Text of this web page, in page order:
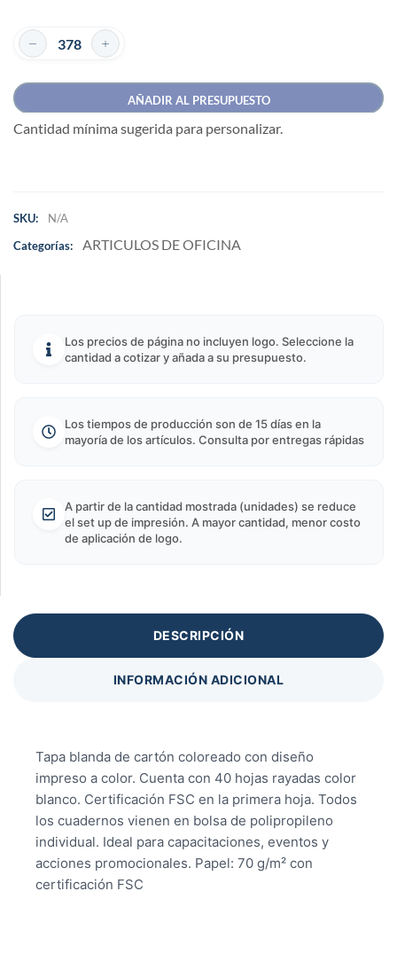
AÑADIR AL PRESUPUESTO
Cantidad mínima sugerida para personalizar.
SKU:
N/A
Categorías:
ARTICULOS DE OFICINA
Los precios de página no incluyen logo. Seleccione la
cantidad a cotizar y añada a su presupuesto.
Los tiempos de producción son de 15 días en la
mayoría de los artículos. Consulta por entregas rápidas
A partir de la cantidad mostrada (unidades) se reduce
el set up de impresión. A mayor cantidad, menor costo
de aplicación de logo.
DESCRIPCIÓN
INFORMACIÓN ADICIONAL
Tapa blanda de cartón coloreado con diseño
impreso a color. Cuenta con 40 hojas rayadas color
blanco. Certificación FSC en la primera hoja. Todos
los cuadernos vienen en bolsa de polipropileno
individual. Ideal para capacitaciones, eventos y
acciones promocionales. Papel: 70 g/m² con
certificación FSC